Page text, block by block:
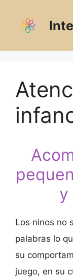
contenido
y
Los ninos no
palabras lo
su
juego, en su